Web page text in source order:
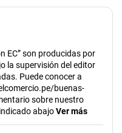
EC” son producidas por
la supervisión del editor
Puede conocer a
buenas-
sobre nuestro
abajoVer más